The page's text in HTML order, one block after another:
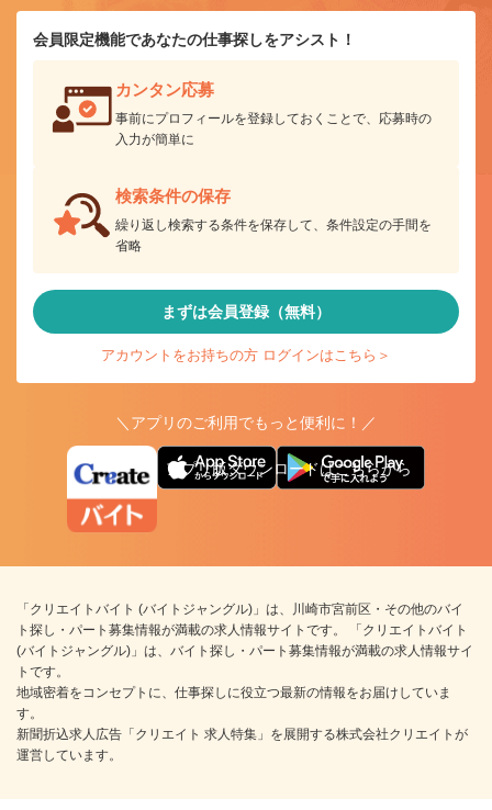
会員限定機能であなたの仕事探しをアシスト！
カンタン応募
事前にプロフィールを登録しておくことで、応募時の
入力が簡単に
検索条件の保存
繰り返し検索する条件を保存して、条件設定の手間を
省略
まずは会員登録（無料）
アカウントをお持ちの方 ログインはこちら＞
＼アプリのご利用でもっと便利に！／
アプリ版ダウンロードはこちらから
「クリエイトバイト (バイトジャングル)」は、川崎市宮前区・その他のバイ
ト探し・パート募集情報が満載の求人情報サイトです。 「クリエイトバイト
(バイトジャングル)」は、バイト探し・パート募集情報が満載の求人情報サイ
トです。
地域密着をコンセプトに、仕事探しに役立つ最新の情報をお届けしていま
す。
新聞折込求人広告「クリエイト 求人特集」を展開する株式会社クリエイトが
運営しています。